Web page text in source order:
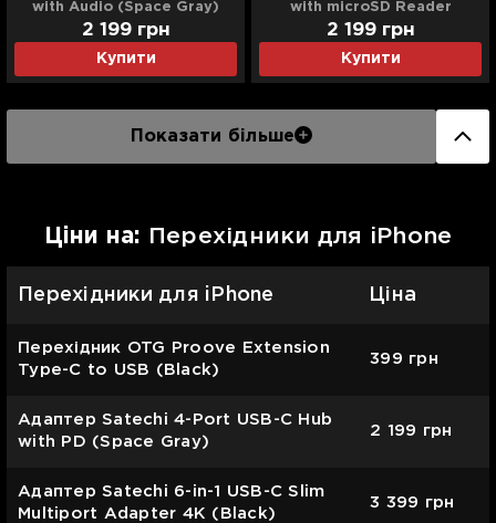
with Audio (Space Gray)
(ST-HXRAJM)
Купити
2 199 грн
with microSD Reader
(Space Gray) (ST-HXRSDM)
Купити
2 199 грн
Показати більше
Цiни на: Перехідники для iPhone
Перехідники для iPhone Ціна
Перехідник OTG Proove Extension
Type-C to USB (Black)
399 грн
Адаптер Satechi 4-Port USB-C Hub
with PD (Space Gray)
2 199 грн
Адаптер Satechi 6-in-1 USB-C Slim
Multiport Adapter 4K (Black)
3 399 грн